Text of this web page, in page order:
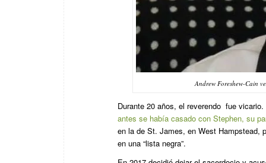
Andrew Foreshew-Cain
Durante 20 años, el reverendo fue
antes se había casado con Stephen, su
en la de St. James, en West Hampstead,
en una “lista negra”.